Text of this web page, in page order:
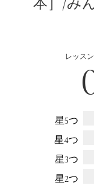
Bien Cuitに
講師紹
利用規約
お問い合
レッス
星5つ
星4つ
星3つ
星2つ